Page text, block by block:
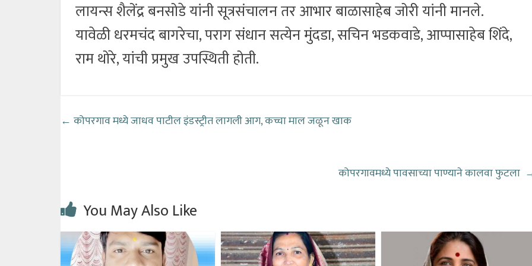
लायन्स शैलेंद्र बनसोडे यांनी सूत्रसंचालन तर आभार बाळासाहेब जोरी यांनी मानले.
यावेळी धरमचंद बागरेचा, पराग संधान सत्येन मुंदडा, सचिन भडकवाडे, आप्पासाहेब शिंदे,
राम थोरे, यांची प्रमुख उपस्थिती होती.
← कोपरगाव मध्ये जाधव पाटील इंडस्ट्रीत लागली आग, कच्चा माल जळून खाक
कोपरगावमध्ये पावसाच्या पाण्याने कालवा फुटला
You May Also Like